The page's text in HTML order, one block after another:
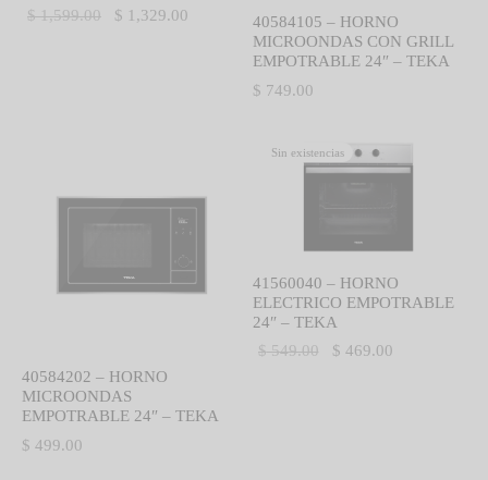
$1,599.00
El precio
$ 1,329.00
$ 1,329.00.
40584105 – HORNO
MICROONDAS CON GRILL
EMPOTRABLE 24″ – TEKA
$ 749.00
40584202 – HORNO
MICROONDAS
EMPOTRABLE 24″ – TEKA
$ 499.00
Sin existencias
41560040 – HORNO
ELECTRICO EMPOTRABLE
24″ – TEKA
$549.00
El precio
$ 469.00